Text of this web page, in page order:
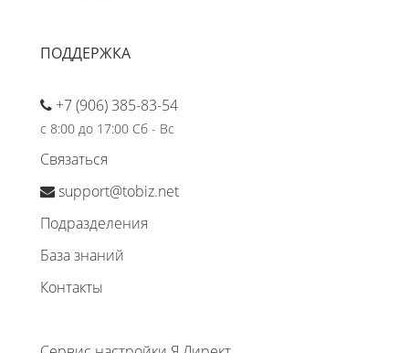
ПОДДЕРЖКА
+7 (906) 385-83-54
с 8:00 до 17:00 Сб - Вс
Связаться
support@tobiz.net
Подразделения
База знаний
Контакты